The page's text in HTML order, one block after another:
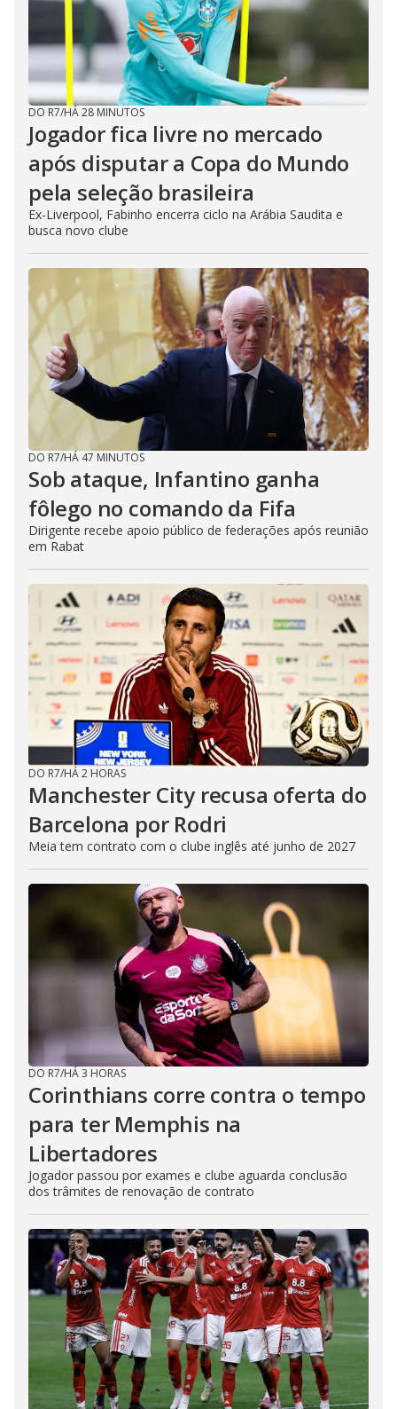
DO R7/HÁ 28 MINUTOS
Jogador fica livre no mercado
após disputar a Copa do Mundo
pela seleção brasileira
Ex-Liverpool, Fabinho encerra ciclo na Arábia Saudita e
busca novo clube
DO R7/HÁ 47 MINUTOS
Sob ataque, Infantino ganha
fôlego no comando da Fifa
Dirigente recebe apoio público de federações após reunião
em Rabat
DO R7/HÁ 2 HORAS
Manchester City recusa oferta do
Barcelona por Rodri
Meia tem contrato com o clube inglês até junho de 2027
DO R7/HÁ 3 HORAS
Corinthians corre contra o tempo
para ter Memphis na
Libertadores
Jogador passou por exames e clube aguarda conclusão
dos trâmites de renovação de contrato